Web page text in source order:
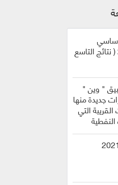
والشرعي 2022 ( نتائج التاسع
" وين "
جديدة منها
التي